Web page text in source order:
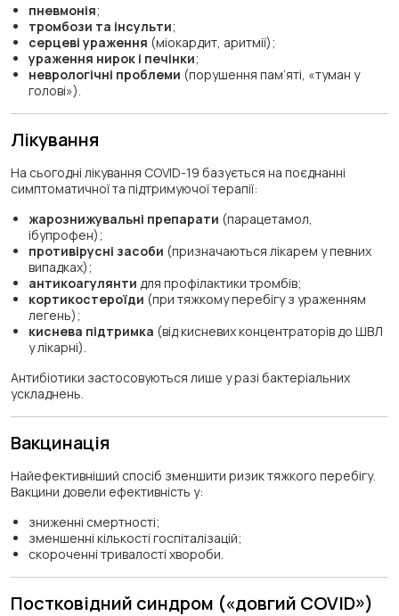
пневмонія;
тромбози та інсульти;
серцеві ураження (міокардит, аритмії);
ураження нирок і печінки;
неврологічні проблеми (порушення пам’яті, «туман у
голові»).
Лікування
На сьогодні лікування COVID-19 базується на поєднанні
симптоматичної та підтримуючої терапії:
жарознижувальні препарати (парацетамол,
ібупрофен);
противірусні засоби (призначаються лікарем у певних
випадках);
антикоагулянти для профілактики тромбів;
кортикостероїди (при тяжкому перебігу з ураженням
легень);
киснева підтримка (від кисневих концентраторів до ШВЛ
у лікарні).
Антибіотики застосовуються лише у разі бактеріальних
ускладнень.
Вакцинація
Найефективніший спосіб зменшити ризик тяжкого перебігу.
Вакцини довели ефективність у:
зниженні смертності;
зменшенні кількості госпіталізацій;
скороченні тривалості хвороби.
Постковідний синдром («довгий COVID»)